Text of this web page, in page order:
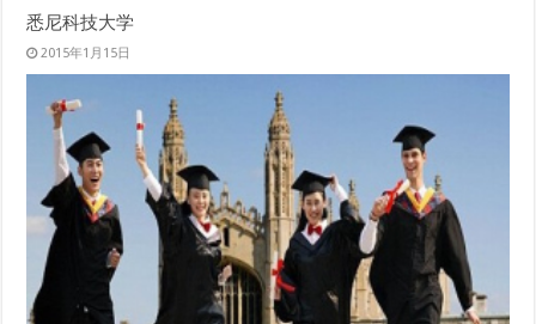
悉尼科技大学
2015年1月15日